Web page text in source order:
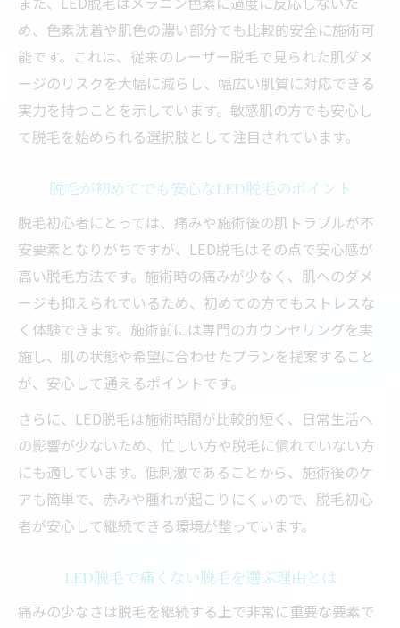
め、色素沈着や肌色の濃い部分でも比較的安全に施術可
能です。これは、従来のレーザー脱毛で見られた肌ダメ
ージのリスクを大幅に減らし、幅広い肌質に対応できる
実力を持つことを示しています。敏感肌の方でも安心し
て脱毛を始められる選択肢として注目されています。
脱毛が初めてでも安心なLED脱毛のポイント
脱毛初心者にとっては、痛みや施術後の肌トラブルが不
安要素となりがちですが、LED脱毛はその点で安心感が
高い脱毛方法です。施術時の痛みが少なく、肌へのダメ
ージも抑えられているため、初めての方でもストレスな
く体験できます。施術前には専門のカウンセリングを実
施し、肌の状態や希望に合わせたプランを提案すること
が、安心して通えるポイントです。
さらに、LED脱毛は施術時間が比較的短く、日常生活へ
の影響が少ないため、忙しい方や脱毛に慣れていない方
にも適しています。低刺激であることから、施術後のケ
アも簡単で、赤みや腫れが起こりにくいので、脱毛初心
者が安心して継続できる環境が整っています。
LED脱毛で痛くない脱毛を選ぶ理由とは
痛みの少なさは脱毛を継続する上で非常に重要な要素で